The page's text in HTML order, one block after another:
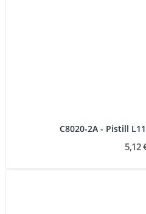
C8020-2A - Pistill
5,12